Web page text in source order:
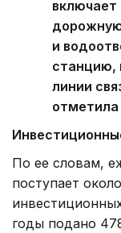
включает
и
станцию,
линии
отметила
По ее словам,
поступает
годы подано